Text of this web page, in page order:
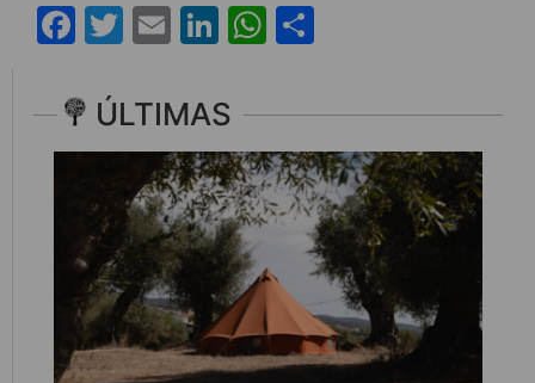
Facebook
Twitter
EmailLinkedIn
WhatsApp
ÚLTIMAS